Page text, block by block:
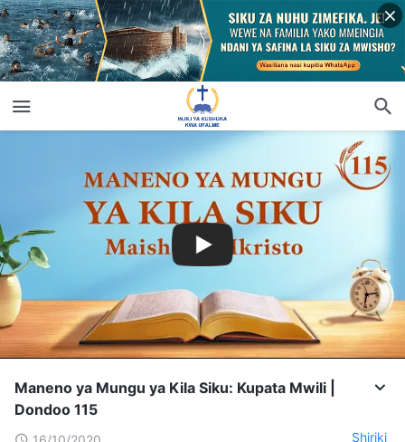
Maneno ya Mungu ya Kila Siku: Kupata Mwili |
Dondoo 115
Shiriki